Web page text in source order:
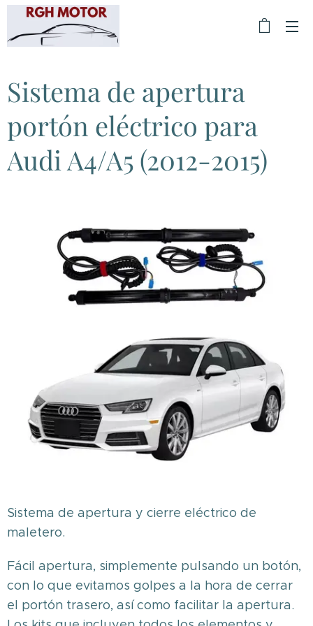
Sistema de apertura
portón eléctrico para
Audi A4/A5 (2012-2015)
Sistema de apertura y cierre eléctrico de
maletero.
Fácil apertura, simplemente pulsando un botón,
con lo que evitamos golpes a la hora de cerrar
el portón trasero, así como facilitar la apertura.